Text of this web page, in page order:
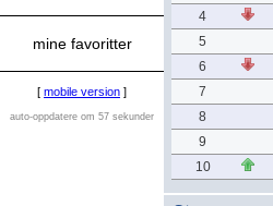
mine favoritter
[ mobile version ]
auto-oppdatere om 57 sekunder
4
5
6
7
8
9
10